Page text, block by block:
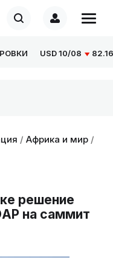
USD10/08 82.1665
/ Африка и мир /
решение
на саммит